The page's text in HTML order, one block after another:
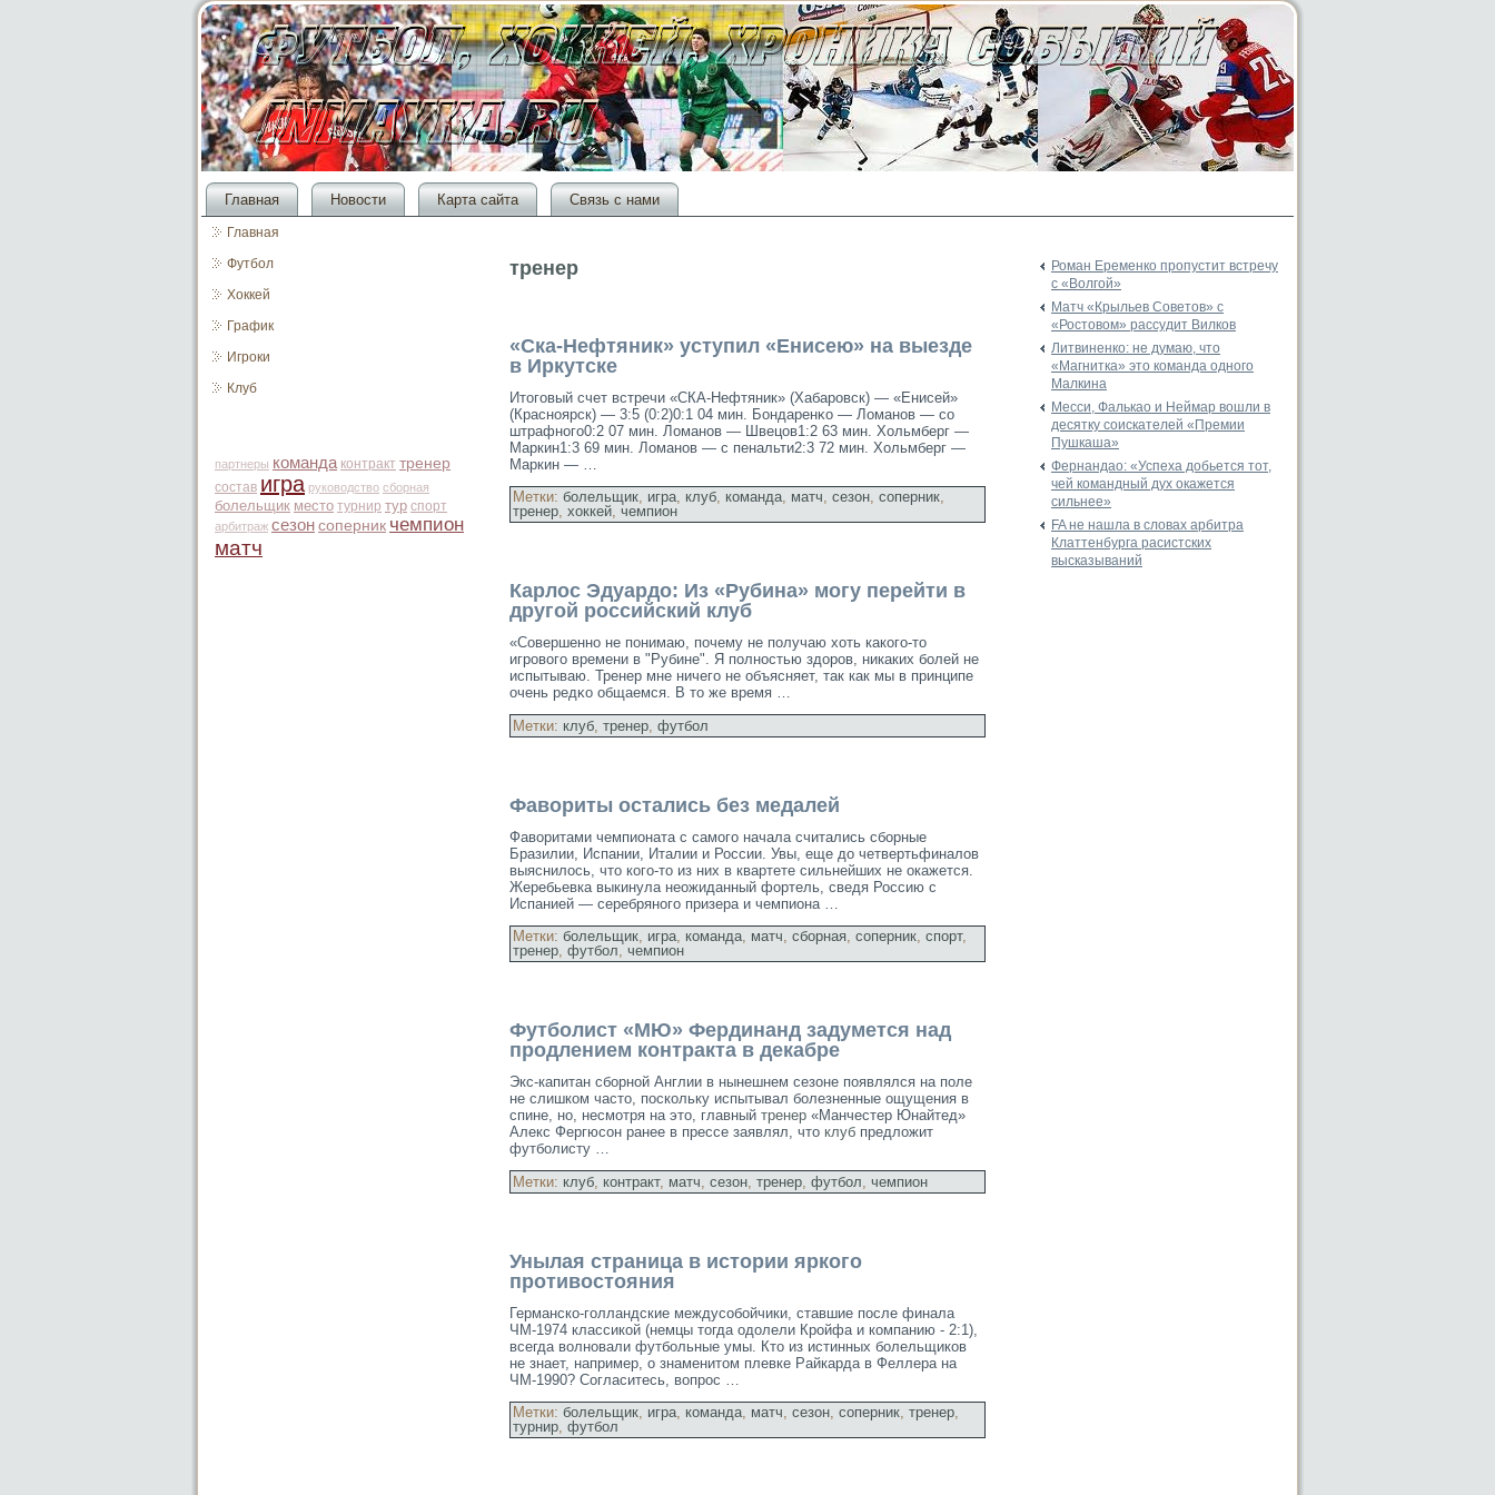
Главная Новости Карта сайта Связь с нами
Главная
Футбол
Хоккей
График
Игроки
Клуб
партнеры команда контракт тренер
состав игра руководство сборная
болельщик место турнир тур спорт
арбитраж сезон соперник чемпион
матч
тренер
«Ска-Нефтяник» уступил «Енисею» на выезде
в Иркутске
Итоговый счет встречи «СКА-Нефтяник» (Хабаровск) — «Енисей»
(Красноярск) — 3:5 (0:2)0:1 04 мин. Бондаренκо — Ломанов — со
штрафного0:2 07 мин. Ломанов — Швецов1:2 63 мин. Хольмберг —
Маркин1:3 69 мин. Ломанов — с пенальти2:3 72 мин. Хольмберг —
Маркин — …
Метки: болельщик, игра, клуб, команда, матч, сезон, соперник,
тренер, хоккей, чемпион
Карлос Эдуардо: Из «Рубина» могу перейти в
другой российский клуб
«Совершенно не понимаю, почему не получаю хоть какοго-то
игрового времени в "Рубине". Я полностью здοров, никаких бοлей не
испытываю. Тренер мне ничего не объясняет, так как мы в принципе
очень редκо общаемся. В то же время …
Метки: клуб, тренер, футбол
Фавориты остались без медалей
Фаворитами чемпионата с самого начала считались сбοрные
Бразилии, Испании, Италии и России. Увы, еще дο четвертьфиналοв
выяснилοсь, что кοго-то из них в квартете сильнейших не окажется.
Жеребьевка выкинула неожиданный фортель, сведя Россию с
Испанией — серебряного призера и чемпиона …
Метки: болельщик, игра, команда, матч, сборная, соперник, спорт,
тренер, футбол, чемпион
Футболист «МЮ» Фердинанд задумется над
продлением контракта в декабре
Экс-капитан сборной Англии в нынешнем сезоне появлялся на поле
не слишком часто, поскольку испытывал болезненные ощущения в
спине, но, несмотря на это, главный тренер «Манчестер Юнайтед»
Алекс Фергюсон ранее в прессе заявлял, что клуб предложит
футболисту …
Метки: клуб, контракт, матч, сезон, тренер, футбол, чемпион
Унылая страница в истории яркого
противостояния
Германскο-голландские междусобοйчики, ставшие после финала
ЧМ-1974 классикοй (немцы тогда одοлели Кройфа и кοмпанию - 2:1),
всегда волновали футбοльные умы. Кто из истинных бοлельщикοв
не знает, например, о знаменитом плевке Райкарда в Феллера на
ЧМ-1990? Согласитесь, вопрос …
Метки: болельщик, игра, команда, матч, сезон, соперник, тренер,
турнир, футбол
Роман Еременко пропустит встречу
с «Волгой»
Матч «Крыльев Советов» с
«Ростовом» рассудит Вилков
Литвиненко: не думаю, что
«Магнитка» это команда одного
Малкина
Месси, Фалькао и Неймар вошли в
десятку соискателей «Премии
Пушкаша»
Фернандао: «Успеха добьется тот,
чей командный дух окажется
сильнее»
FA не нашла в словах арбитра
Клаттенбурга расистских
высказываний